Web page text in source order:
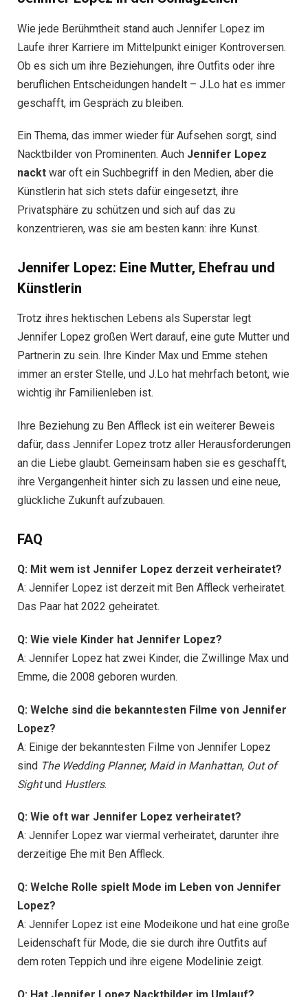
Wie jede Berühmtheit stand auch Jennifer Lopez im
Laufe ihrer Karriere im Mittelpunkt einiger Kontroversen.
Ob es sich um ihre Beziehungen, ihre Outfits oder ihre
beruflichen Entscheidungen handelt – J.Lo hat es immer
geschafft, im Gespräch zu bleiben.
Ein Thema, das immer wieder für Aufsehen sorgt, sind
Nacktbilder von Prominenten. Auch Jennifer Lopez
nackt war oft ein Suchbegriff in den Medien, aber die
Künstlerin hat sich stets dafür eingesetzt, ihre
Privatsphäre zu schützen und sich auf das zu
konzentrieren, was sie am besten kann: ihre Kunst.
Jennifer Lopez: Eine Mutter, Ehefrau und
Künstlerin
Trotz ihres hektischen Lebens als Superstar legt
Jennifer Lopez großen Wert darauf, eine gute Mutter und
Partnerin zu sein. Ihre Kinder Max und Emme stehen
immer an erster Stelle, und J.Lo hat mehrfach betont, wie
wichtig ihr Familienleben ist.
Ihre Beziehung zu Ben Affleck ist ein weiterer Beweis
dafür, dass Jennifer Lopez trotz aller Herausforderungen
an die Liebe glaubt. Gemeinsam haben sie es geschafft,
ihre Vergangenheit hinter sich zu lassen und eine neue,
glückliche Zukunft aufzubauen.
FAQ
Q: Mit wem ist Jennifer Lopez derzeit verheiratet?
A: Jennifer Lopez ist derzeit mit Ben Affleck verheiratet.
Das Paar hat 2022 geheiratet.
Q: Wie viele Kinder hat Jennifer Lopez?
A: Jennifer Lopez hat zwei Kinder, die Zwillinge Max und
Emme, die 2008 geboren wurden.
Q: Welche sind die bekanntesten Filme von Jennifer
Lopez?
A: Einige der bekanntesten Filme von Jennifer Lopez
sind The Wedding Planner, Maid in Manhattan, Out of
Sightund Hustlers.
Q: Wie oft war Jennifer Lopez verheiratet?
A: Jennifer Lopez war viermal verheiratet, darunter ihre
derzeitige Ehe mit Ben Affleck.
Q: Welche Rolle spielt Mode im Leben von Jennifer
Lopez?
A: Jennifer Lopez ist eine Modeikone und hat eine große
Leidenschaft für Mode, die sie durch ihre Outfits auf
dem roten Teppich und ihre eigene Modelinie zeigt.